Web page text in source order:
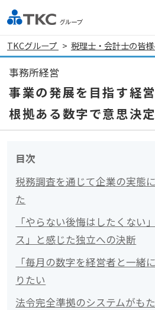
TKCグループ 税理士・会計士の皆
事務所経営
事業の発展を目指す経
根拠ある数字で意思決
目次
税務調査を通じて企業の実態
た
「やらない後悔はしたくな
ス」と感じた独立への決断
「毎月の数字を経営者と一緒
りたい
法令完全準拠のシステムがも